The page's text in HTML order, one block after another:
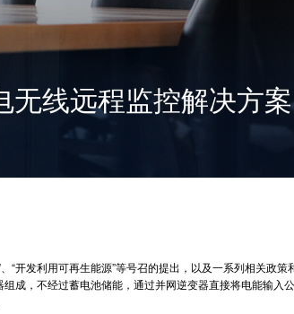
无线远程监控解决方案
开发利用可再生能源”等号召的提出，以及一系列相关政
成，不经过蓄电池储能，通过并网逆变器直接将电能输